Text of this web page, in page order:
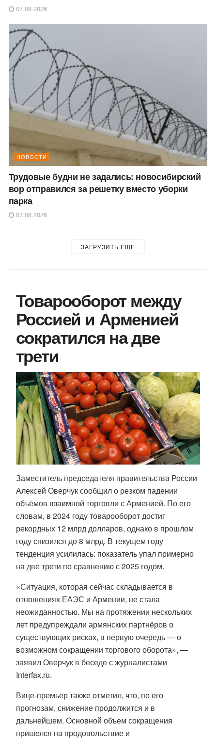
07.08.2026
НОВОСТИ
Трудовые будни не задались: новосибирский
вор отправился за решетку вместо уборки
парка
07.08.2026
ЗАГРУЗИТЬ ЕЩЕ
Товарооборот между
Россией и Арменией
сократился на две
трети
Заместитель председателя правительства России
Алексей Оверчук сообщил о резком падении
объёмов взаимной торговли с Арменией. По его
словам, в 2024 году товарооборот достиг
рекордных 12 млрд долларов, однако в прошлом
году снизился до 8 млрд. В текущем году
тенденция усилилась: показатель упал примерно
на две трети по сравнению с 2025 годом.
«Ситуация, которая сейчас складывается в
отношениях ЕАЭС и Армении, не стала
неожиданностью. Мы на протяжении нескольких
лет предупреждали армянских партнёров о
существующих рисках, в первую очередь — о
возможном сокращении торгового оборота», —
заявил Оверчук в беседе с журналистами
Interfax.ru.
Вице-премьер также отметил, что, по его
прогнозам, снижение продолжится и в
дальнейшем. Основной объем сокращения
пришелся на продовольствие и